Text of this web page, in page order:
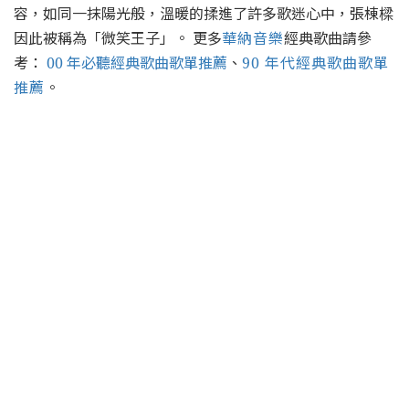
容，如同一抹陽光般，溫暖的揉進了許多歌迷心中，張棟樑
因此被稱為「微笑王子」。 更多華納音樂經典歌曲請參
考： 00 年必聽經典歌曲歌單推薦 、 90 年代經典歌曲歌單
推薦 。